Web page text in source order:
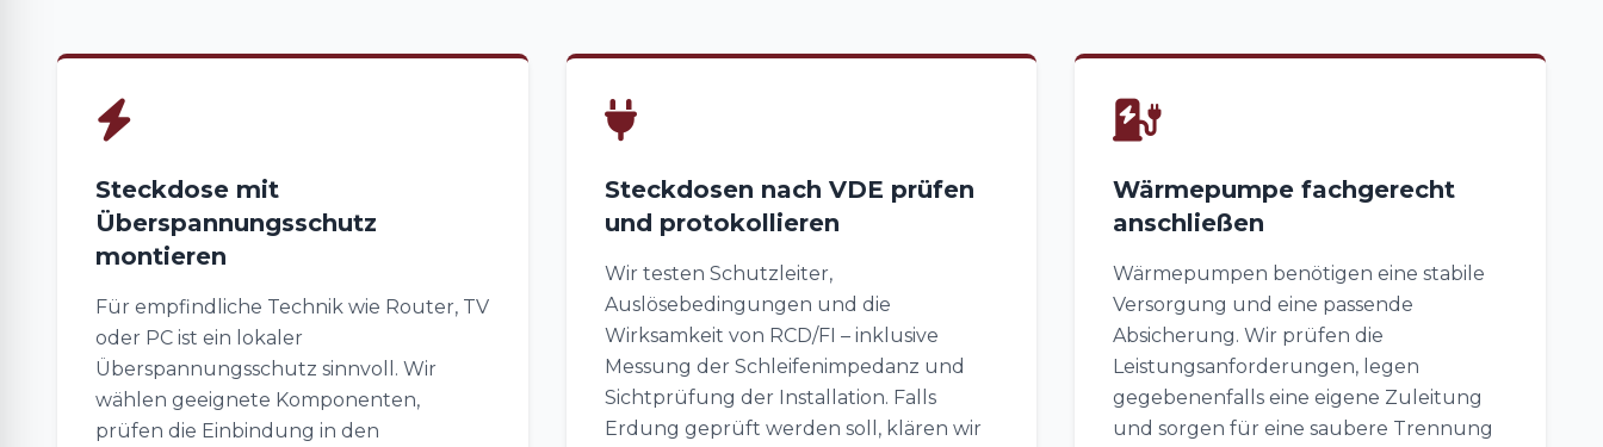
Steckdose mit
Überspannungsschutz
montieren
Für empfindliche Technik wie Router, TV
oder PC ist ein lokaler
Überspannungsschutz sinnvoll. Wir
wählen geeignete Komponenten,
prüfen die Einbindung in den
Steckdosen nach VDE prüfen
und protokollieren
Wir testen Schutzleiter,
Auslösebedingungen und die
Wirksamkeit von RCD/FI – inklusive
Messung der Schleifenimpedanz und
Sichtprüfung der Installation. Falls
Erdung geprüft werden soll, klären wir
Wärmepumpe fachgerecht
anschließen
Wärmepumpen benötigen eine stabile
Versorgung und eine passende
Absicherung. Wir prüfen die
Leistungsanforderungen, legen
gegebenenfalls eine eigene Zuleitung
und sorgen für eine saubere Trennung